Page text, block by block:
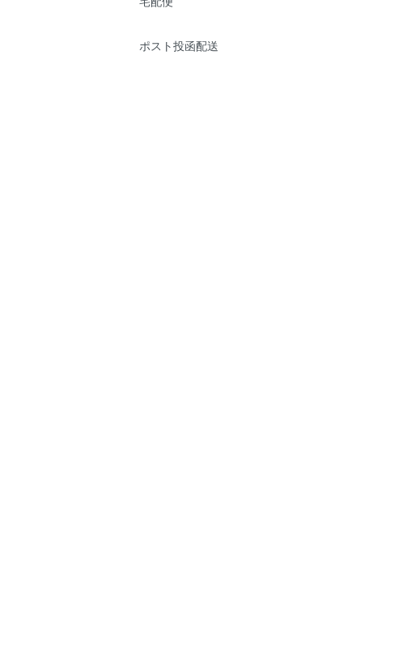
ポスト投函配送